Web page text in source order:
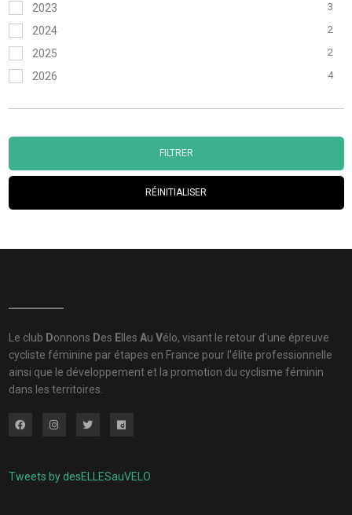
2023 3
2024 2
2025 2
2026 4
FILTRER
RÉINITIALISER
Le club Donnons Des Elles Au Vélo, visant le retour d'une épreuve
cycliste féminine par étapes en France pour l'élite professionnelle
ainsi que le développement et la promotion du cyclisme féminin
dans les territoires.
Tweets by desELLESauVELO